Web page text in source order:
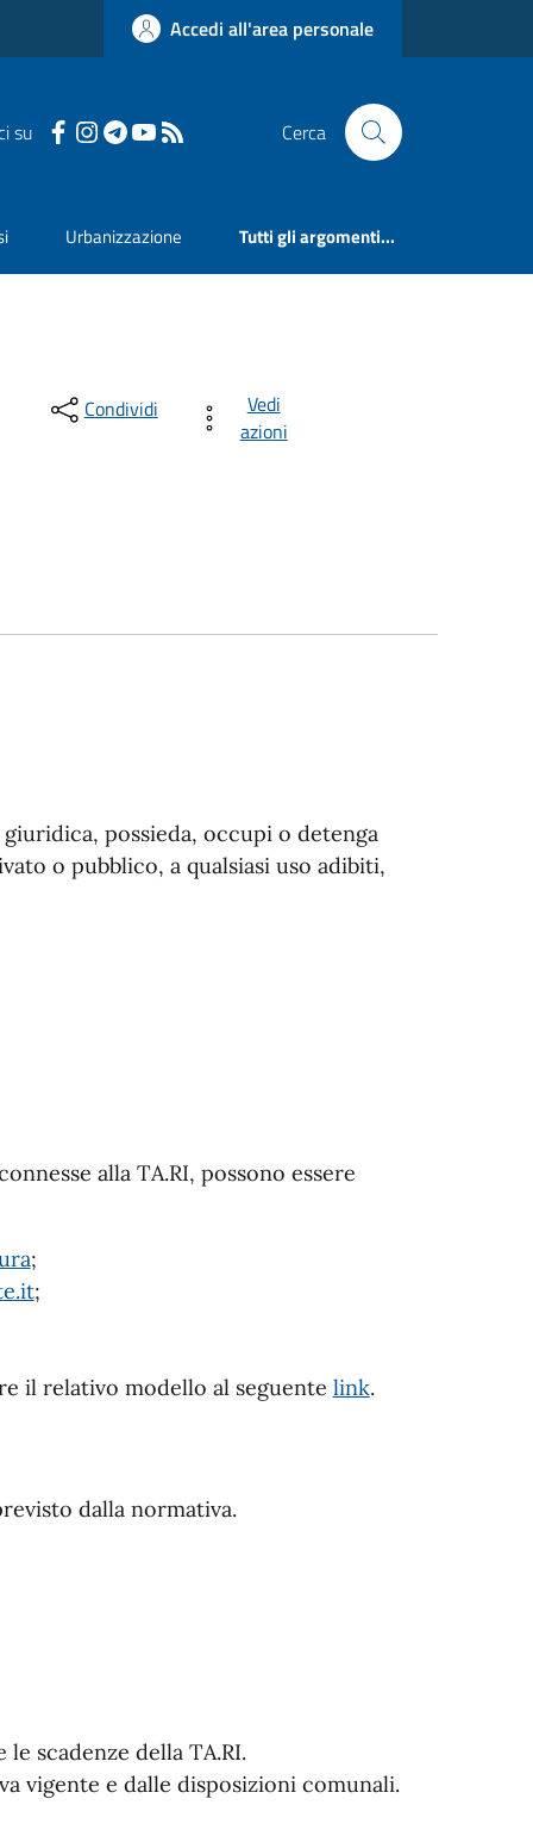
Accedi all'area personale
su Cerca
Urbanizzazione Tutti gli argomenti...
Condividi
Vedi
azioni
possieda, occupi o detenga
o pubblico, a qualsiasi uso adibiti,
alla TA.RI, possono essere
;
;
il relativo modello al seguente link.
dalla normativa.
scadenze della TA.RI.
vigente e dalle disposizioni comunali.